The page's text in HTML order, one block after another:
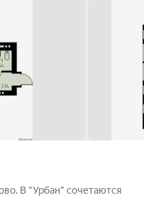
В "Урбан" сочетаются